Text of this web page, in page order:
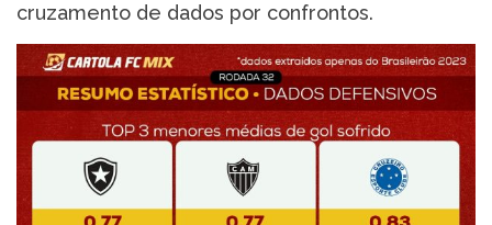
cruzamento de dados por confrontos.